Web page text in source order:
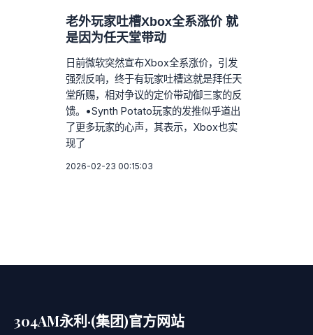
老外玩家吐槽Xbox全系涨价 就
是因为任天堂带动
日前微软突然宣布Xbox全系涨价，引发
强烈反响，终于有玩家吐槽这就是拜任天
堂所赐，相对争议的定价带动御三家的反
馈。•Synth Potato玩家的发推似乎道出
了更多玩家的心声，其表示，Xbox也实
现了
2026-02-23 00:15:03
304AM永利·(集团)官方网站